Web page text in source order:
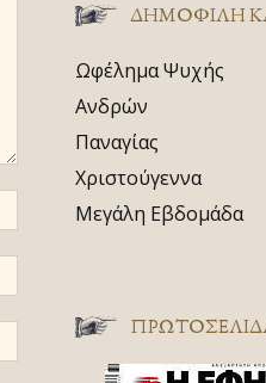
ΔΗΜΟΦΙΛΗ
Ωφέλημα Ψυχής
Ανδρών
Παναγίας
Χριστούγεννα
Μεγάλη Εβδομάδα